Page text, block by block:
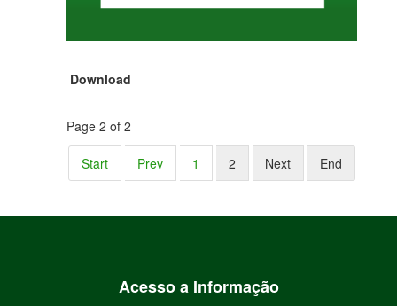
Download
Page 2 of 2
Start Prev 1 2 Next End
Acesso a Informação